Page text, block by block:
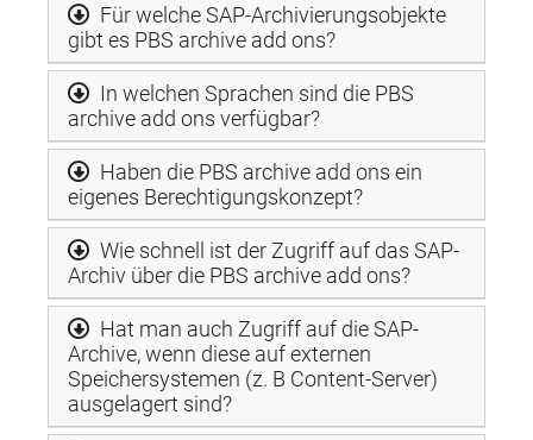
Für welche SAP-Archivierungsobjekte
gibt es PBS archive add ons?
In welchen Sprachen sind die PBS
archive add ons verfügbar?
Haben die PBS archive add ons ein
eigenes Berechtigungskonzept?
Wie schnell ist der Zugriff auf das SAP-
Archiv über die PBS archive add ons?
Hat man auch Zugriff auf die SAP-
Archive, wenn diese auf externen
Speichersystemen (z. B Content-Server)
ausgelagert sind?